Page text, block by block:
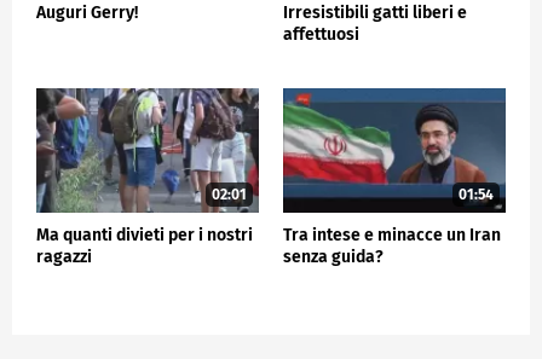
Auguri Gerry!
Irresistibili gatti liberi e
affettuosi
02:01
Ma quanti divieti per i nostri
ragazzi
01:54
Tra intese e minacce un Iran
senza guida?